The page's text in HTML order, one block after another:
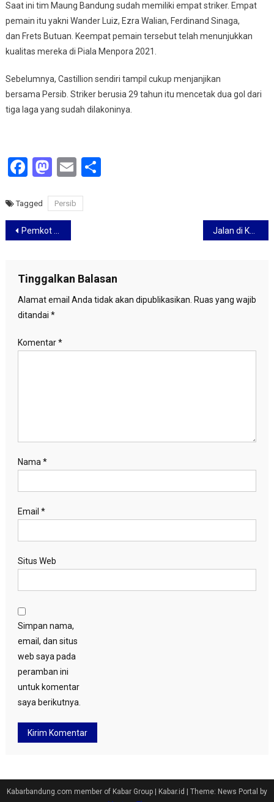
Saat ini tim Maung Bandung sudah memiliki empat striker. Empat
pemain itu yakni Wander Luiz, Ezra Walian, Ferdinand Sinaga,
dan Frets Butuan. Keempat pemain tersebut telah menunjukkan
kualitas mereka di Piala Menpora 2021.
Sebelumnya, Castillion sendiri tampil cukup menjanjikan
bersama Persib. Striker berusia 29 tahun itu mencetak dua gol dari
tiga laga yang sudah dilakoninya.
Facebook
Mastodon
EmailShare
Tagged Persib
Navigasi
Pemkot Bandung Awasi Pusat Perbelanjaan dengan Ketat Jalan di Kota Bandung Buka-Tutup, Antisipasi Mudik Lokal
Tinggalkan Balasan
Alamat email Anda tidak akan dipublikasikan. Ruas yang wajib
ditandai *
Komentar*
Nama *
Email *
Situs Web
Simpan nama,
email, dan situs
web saya pada
peramban ini
untuk komentar
saya berikutnya.
Kabarbandung.com member of Kabar Group | Kabar.id
Theme: News Portal by